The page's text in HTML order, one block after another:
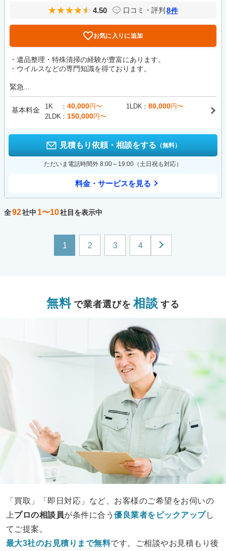
4.50 口コミ・評判 8件
お気に入りに追加
・遺品整理・特殊清掃の経験が豊富にあります。
・ウイルスなどの専門知識を得ております。
緊急...
基本料金 1K 40,000円〜 1LDK 80,000円〜
2LDK
150,000円〜
見積もり依頼・相談をする （無料）
ただいま電話時間外 8:00～19:00（土日祝も対応）
料金・サービスを見る
全92社中 1〜10社目を表示中
1 2 3 4
無料 で業者選びを 相談 する
「買取」「即日対応」など、お客様のご希望をお伺いの
上プロの相談員が条件に合う優良業者をピックアップし
てご提案。
最大3社のお見積りまで無料です。ご相談やお見積もり後